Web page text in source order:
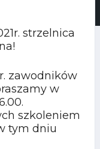
strzelnica
zawodników
w
szkoleniem
tym dniu